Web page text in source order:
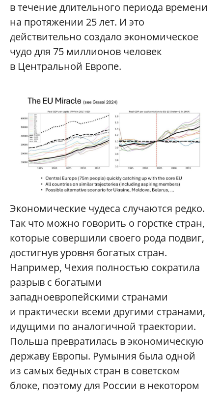
в течение длительного периода времени
на протяжении 25 лет. И это
действительно создало экономическое
чудо для 75 миллионов человек
в Центральной Европе.
Экономические чудеса случаются редко.
Так что можно говорить о горстке стран,
которые совершили своего рода подвиг,
достигнув уровня богатых стран.
Например, Чехия полностью сократила
разрыв с богатыми
западноевропейскими странами
и практически всеми другими странами,
идущими по аналогичной траектории.
Польша превратилась в экономическую
державу Европы. Румыния была одной
из самых бедных стран в советском
блоке, поэтому для России в некотором